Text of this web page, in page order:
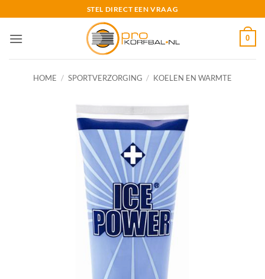
naar
inhoud
STEL DIRECT EEN VRAAG
0
HOME / SPORTVERZORGING / KOELEN EN WARMTE